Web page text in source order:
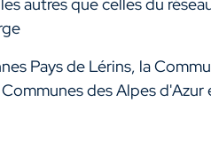
Pays de Lérins, la
des Alpes d'Azur